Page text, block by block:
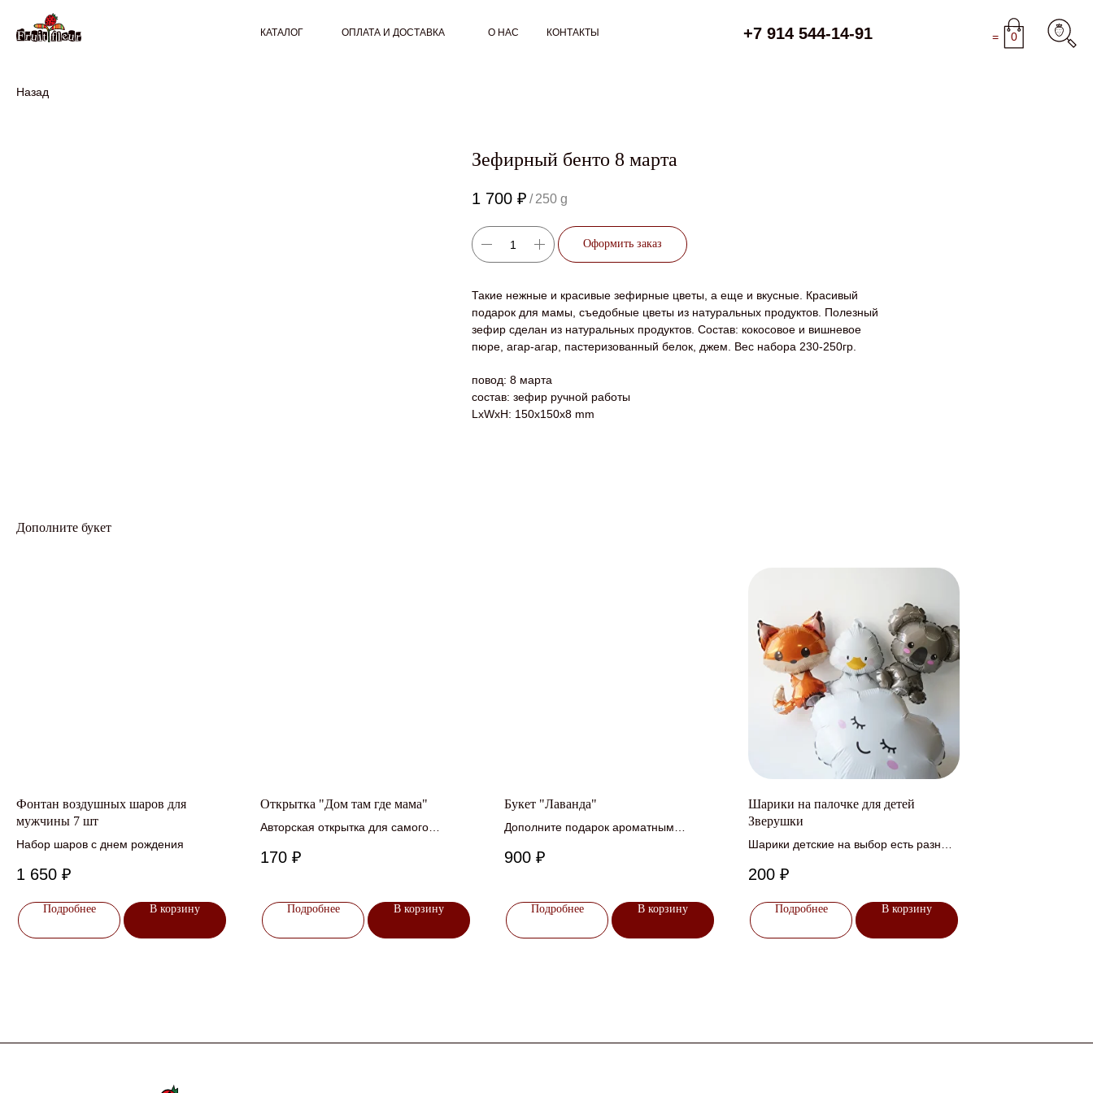
Назад
КАТАЛОГ ОПЛАТА И ДОСТАВКА О НАС +7 914 544-14-91 0
=
КОНТАКТЫ
Зефирный бенто 8 марта
1 700 ₽ / 250 g
Оформить заказ
Такие нежные и красивые зефирные цветы, а еще и вкусные. Красивый
подарок для мамы, съедобные цветы из натуральных продуктов. Полезный
зефир сделан из натуральных продуктов. Состав: кокосовое и вишневое
пюре, агар-агар, пастеризованный белок, джем. Вес набора 230-250гр.
повод: 8 марта
состав: зефир ручной работы
LxWxH: 150x150x8 mm
Дополните букет
Фонтан воздушных шаров для
мужчины 7 шт
Набор шаров с днем рождения
1 650 ₽
Подробнее В корзину
Открытка "Дом там где мама"
Авторская открытка для самого
170 ₽
Подробнее В корзину
Букет "Лаванда"
Дополните подарок ароматным
900 ₽
Подробнее В корзину
Шарики на палочке для детей
Зверушки
Шарики детские на выбор есть разные
200 ₽
Подробнее В корзину